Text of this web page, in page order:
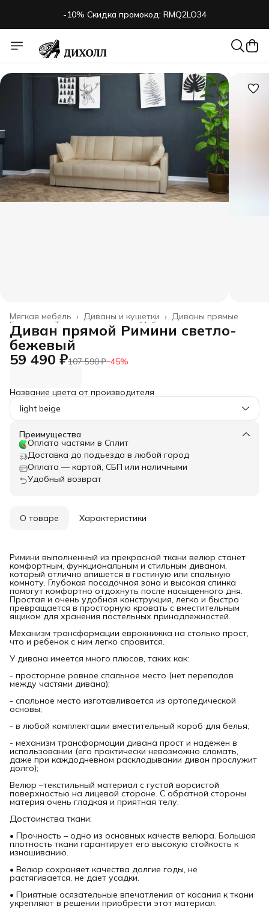
-10% Скидка промокод: RMQ2LO34
Диваны прямые
Диваны и кушетки ›
Мягкая мебель ›
Мебель
Товары для дома
Главная
Диван прямой Римини светло-
бежевый
59 490 ₽107 590 ₽−45%
Название цвета от производителя
light beige
Преимущества
Оплата частями в Сплит
Доставка до подъезда в любой город
Оплата — картой, СБП или наличными
Удобный возврат
О товаре Характеристики
Римини выполненный из прекрасной ткани велюр станет
комфортным, функциональным и стильным диваном,
который отлично впишется в гостиную или спальную
комнату. Глубокая посадочная зона и высокая спинка
помогут комфортно отдохнуть после насыщенного дня.
Простая и очень удобная конструкция, легко и быстро
превращается в просторную кровать с вместительным
ящиком для хранения постельных принадлежностей.
Механизм трансформации еврокнижка на столько прост,
что и ребенок с ним легко справится.
У дивана имеется много плюсов, таких как:
- просторное ровное спальное место (нет перепадов
между частями дивана);
- спальное место изготавливается из ортопедической
основы;
- в любой комплектации вместительный короб для белья;
- механизм трансформации дивана прост и надежен в
использовании (его практически невозможно сломать,
даже при каждодневном раскладывании диван прослужит
долго);
Велюр –текстильный материал с густой ворсистой
поверхностью на лицевой стороне. С обратной стороны
материя очень гладкая и приятная телу.
Достоинства ткани:
• Прочность – одно из основных качеств велюра. Большая
плотность ткани гарантирует его высокую стойкость к
изнашиванию.
• Велюр сохраняет качества долгие годы, не
растягивается, не дает усадки.
• Приятные осязательные впечатления от касания к ткани
укрепляют в решении приобрести этот материал.